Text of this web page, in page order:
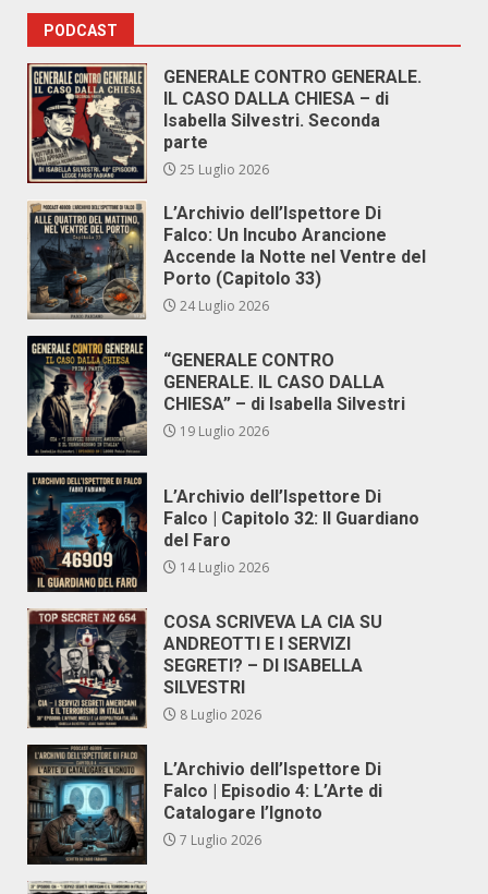
PODCAST
GENERALE CONTRO GENERALE.
IL CASO DALLA CHIESA – di
Isabella Silvestri. Seconda
parte
25 Luglio 2026
L’Archivio dell’Ispettore Di
Falco: Un Incubo Arancione
Accende la Notte nel Ventre del
Porto (Capitolo 33)
24 Luglio 2026
“GENERALE CONTRO
GENERALE. IL CASO DALLA
CHIESA” – di Isabella Silvestri
19 Luglio 2026
L’Archivio dell’Ispettore Di
Falco | Capitolo 32: Il Guardiano
del Faro
14 Luglio 2026
COSA SCRIVEVA LA CIA SU
ANDREOTTI E I SERVIZI
SEGRETI? – DI ISABELLA
SILVESTRI
8 Luglio 2026
L’Archivio dell’Ispettore Di
Falco | Episodio 4: L’Arte di
Catalogare l’Ignoto
7 Luglio 2026